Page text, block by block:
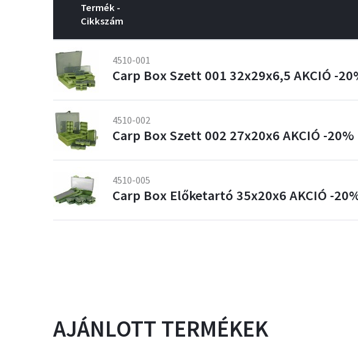
Termék -
Cikkszám
4510-001
Carp Box Szett 001 32x29x6,5 AKCIÓ -
4510-002
Carp Box Szett 002 27x20x6 AKCIÓ -20%
4510-005
Carp Box Előketartó 35x20x6 AKCIÓ -
AJÁNLOTT TERMÉKEK